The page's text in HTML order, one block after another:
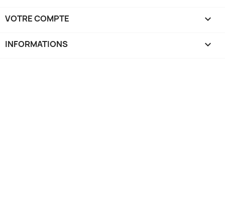
VOTRE COMPTE 
INFORMATIONS keyboard_arrow_down